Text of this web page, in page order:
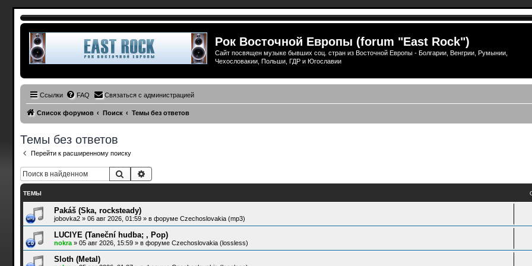
Рок Восточной Европы (forum "East Rock")
Сайт посвящен музыке бывших соц. стран из Восточной Европы - Болгарии, Венгрии, Румынии,
Чехословакии, Польши, ГДР и Югославии
Ссылки FAQ Связаться с администрацией
Список форумов Поиск Темы без ответов
Темы без ответов
Перейти к расширенному поиску
Поиск
ТЕМЫ
Pakáš (Ska, rocksteady)
jobovka2» 06 авг 2026, 01:59» в форуме Czechoslovakia (mp3)
LUCIYE (Taneční hudba; , Pop)
nokra» 05 авг 2026, 15:59» в форуме Czechoslovakia (lossless)
Sloth (Metal)